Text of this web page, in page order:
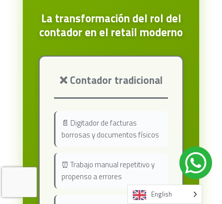
La transformación del rol del
contador en el retail moderno
❌ Contador tradicional
📄 Digitador de facturas
borrosas y documentos físicos
⏰ Trabajo manual repetitivo y
propenso a errores
English
English